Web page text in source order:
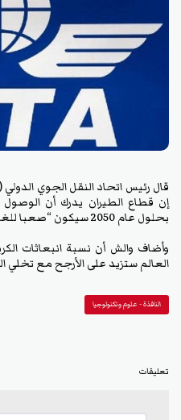
قال رئيس اتحاد النقل الجوي الدولي
إن قطاع الطيران يدرك أن الوصول
بحلول عام 2050 سيكون “صعبا للغاية”.
وأضاف والش أن نسبة انبعاثات
العالم ستزيد على الأرجح مع تخلي
النافذة - علوم وتكنولوجيا
تعليقات